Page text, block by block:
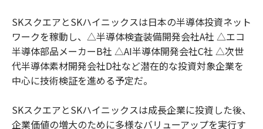
SKスクエアとSKハイニックスは日本の半導体投資ネット
ワークを稼動し、△半導体検査装備開発会社A社 △エコ
半導体部品メーカーB社 △AI半導体開発会社C社 △次世
代半導体素材開発会社D社など潜在的な投資対象企業を
中心に技術検証を進める予定だ。
SKスクエアとSKハイニックスは成長企業に投資した後、
企業価値の増大のために多様なバリューアップを実行す